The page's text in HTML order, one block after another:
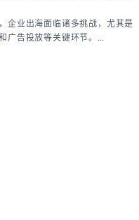
企业出海面临诸多挑战，尤其是
广告投放等关键环节。